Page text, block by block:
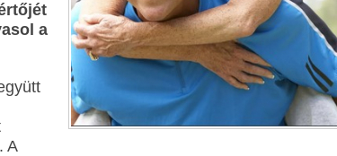
a
A